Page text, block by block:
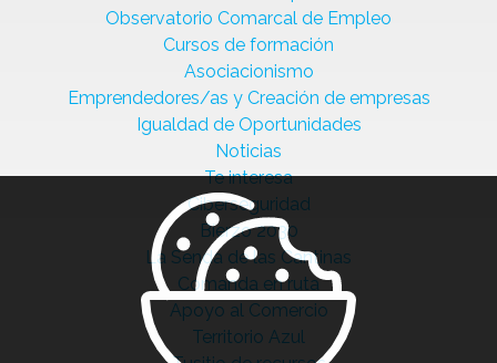
Observatorio Comarcal de Empleo
Cursos de formación
Asociacionismo
Emprendedores/as y Creación de empresas
Igualdad de Oportunidades
Noticias
Te interesa
Ciberseguridad
Bierzo 2030
La Senda de las Cantinas
Comanda en ruta
Apoyo al Comercio
Territorio Azul